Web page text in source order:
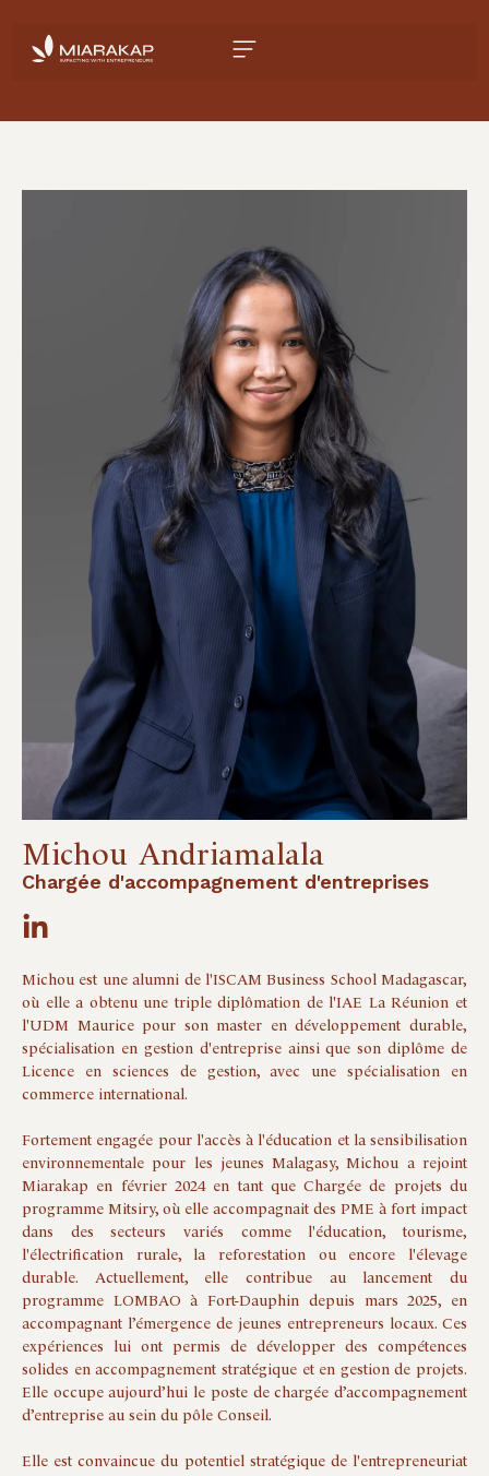
Michou Andriamalala
Chargée d'accompagnement d'entreprises
Michou est une alumni de l'ISCAM Business School Madagascar,
où elle a obtenu une triple diplômation de l'IAE La Réunion et
l'UDM Maurice pour son master en développement durable,
spécialisation en gestion d'entreprise ainsi que son diplôme de
Licence en sciences de gestion, avec une spécialisation en
commerce international.
Fortement engagée pour l'accès à l'éducation et la sensibilisation
environnementale pour les jeunes Malagasy, Michou a rejoint
Miarakap en février 2024 en tant que Chargée de projets du
programme Mitsiry, où elle accompagnait des PME à fort impact
dans des secteurs variés comme l'éducation, tourisme,
l'électrification rurale, la reforestation ou encore l'élevage
durable. Actuellement, elle contribue au lancement du
programme LOMBAO à Fort-Dauphin depuis mars 2025, en
accompagnant l’émergence de jeunes entrepreneurs locaux. Ces
expériences lui ont permis de développer des compétences
solides en accompagnement stratégique et en gestion de projets.
Elle occupe aujourd’hui le poste de chargée d’accompagnement
d’entreprise au sein du pôle Conseil.
Elle est convaincue du potentiel stratégique de l'entrepreneuriat